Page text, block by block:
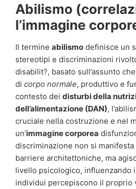
Abilismo
l’immagine
Il termine abilismo definisce un
stereotipi e discriminazioni
disabilit?, basato sull’assunto
di corpo normale, produttivo e
contesto dei disturbi della
dell’alimentazione (DAN),
cruciale nella costruzione e nel
un’immagine corporea
discriminazione non si
barriere architettoniche, ma
livello psicologico, influenzando
individui percepiscono il proprio